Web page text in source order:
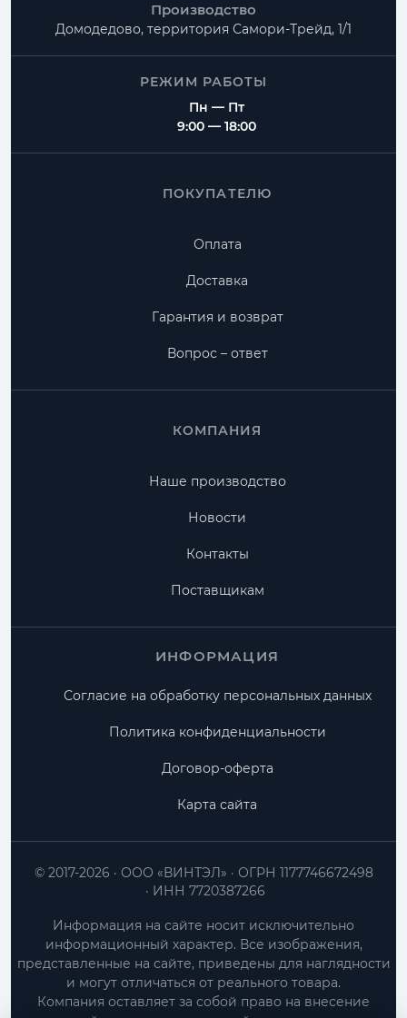
Производство
Домодедово, территория Самори-Трейд, 1/1
РЕЖИМ РАБОТЫ
Пн — Пт
9:00 — 18:00
ПОКУПАТЕЛЮ
Оплата
Доставка
Гарантия и возврат
Вопрос – ответ
КОМПАНИЯ
Наше производство
Новости
Контакты
Поставщикам
ИНФОРМАЦИЯ
Согласие на обработку персональных данных
Политика конфиденциальности
Договор-оферта
Карта сайта
ООО «ВИНТЭЛ»
ОГРН 1177746672498
ИНН 7720387266
© 2017-2026
Информация на сайте носит исключительно
информационный характер. Все изображения,
представленные на сайте, приведены для наглядности
и могут отличаться от реального товара.
Компания оставляет за собой право на внесение